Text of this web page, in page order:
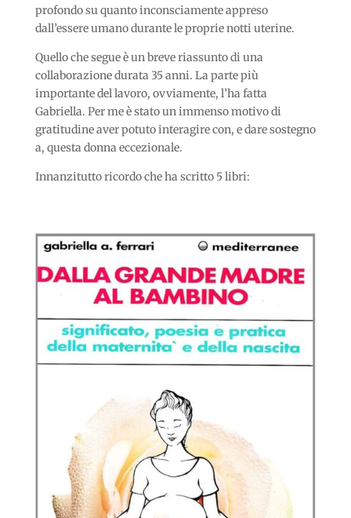
profondo su quanto inconsciamente appreso
dall’essere umano durante le proprie notti uterine.
Quello che segue è un breve riassunto di una
collaborazione durata 35 anni. La parte più
importante del lavoro, ovviamente, l’ha fatta
Gabriella. Per me è stato un immenso motivo di
gratitudine aver potuto interagire con, e dare sostegno
a, questa donna eccezionale.
Innanzitutto ricordo che ha scritto 5 libri: